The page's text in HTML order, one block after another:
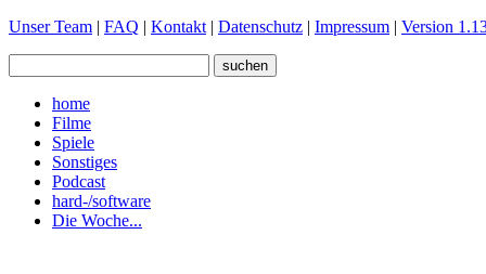
Unser Team | FAQ | Kontakt | Datenschutz | Impressum | Version
home
Filme
Spiele
Sonstiges
Podcast
hard-/software
Die Woche...